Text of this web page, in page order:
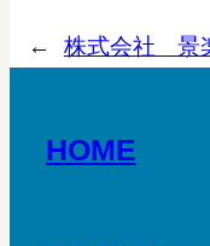
← 株式会社 景
HOME